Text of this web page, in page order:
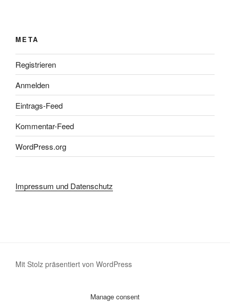
META
Registrieren
Anmelden
Eintrags-Feed
Kommentar-Feed
WordPress.org
Impressum und Datenschutz
Mit Stolz präsentiert von WordPress
Manage consent